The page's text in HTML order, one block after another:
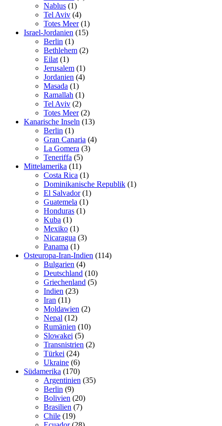
Nablus (1)
Tel Aviv (4)
Totes Meer(1)
Israel-Jordanien (15)
Berlin (1)
Bethlehem (2)
Eilat (1)
Jerusalem (1)
Jordanien (4)
Masada (1)
Ramallah (1)
Tel Aviv (2)
Totes Meer(2)
Kanarische Inseln (13)
Berlin (1)
Gran Canaria (4)
La Gomera (3)
Teneriffa (5)
Mittelamerika (11)
Costa Rica (1)
Dominikanische Republik (1)
El Salvador(1)
Guatemela (1)
Honduras (1)
Kuba (1)
Mexiko (1)
Nicaragua (3)
Panama (1)
Osteuropa-Iran-Indien (114)
Bulgarien (4)
Deutschland (10)
Griechenland (5)
Indien (23)
Iran (11)
Moldawien (2)
Nepal (12)
Rumänien (10)
Slowakei (5)
Transnistrien (2)
Türkei (24)
Ukraine (6)
Südamerika (170)
Argentinien (35)
Berlin (9)
Bolivien (20)
Brasilien (7)
Chile (19)